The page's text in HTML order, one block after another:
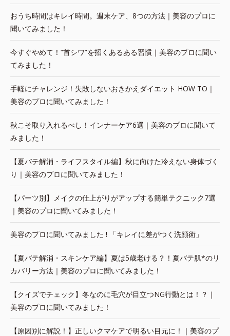
おうち時間はキレイ時間。週末ケア、8つの方法｜美容のプロに
聞いてみました！
今すぐやめて！“首シワ”を招くあるある習慣｜美容のプロに聞い
てみました！
手軽にチャレンジ！失敗しないおきかえダイエット HOW TO｜
美容のプロに聞いてみました！
秋こそ取り入れるべし！インナーケア6選｜美容のプロに聞いて
みました！
【夏バテ解消・ライフスタイル編】秋に向けた冷えない身体づく
り｜美容のプロに聞いてみました！
【パーツ別】メイクの仕上がりがアップする簡単テクニック7選
｜美容のプロに聞いてみました！
美容のプロに聞いてみました ! 「キレイに差がつく洗顔術」
【夏バテ解消・スキンケア編】夏は5歳老ける？！夏バテ肌*のリ
カバリー方法｜美容のプロに聞いてみました！
【クイズでチェック】冬なのに毛穴が目立つNG行動とは！？｜
美容のプロに聞いてみました！
【原因別に解説！】正しいクマケアで明るい目元に！｜美容のプ